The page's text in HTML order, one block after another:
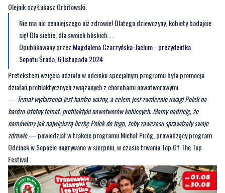
Olejnik czy Łukasz Orbitowski.
Nie ma nic cenniejszego niż zdrowie! Dlatego dziewczyny, kobiety badajcie
się! Dla siebie, dla swoich bliskich....
Opublikowany przez Magdalena Czarzyńska-Jachim - prezydentka
SopotuŚroda, 6 listopada 2024
Pretekstem wzięcia udziału w odcinku specjalnym programu była promocja
działań profilaktycznych związanych z chorobami nowotworowymi.
— Temat wydarzenia jest bardzo ważny, a celem jest zwrócenie uwagi Polek na
bardzo istotny temat: profilaktyki nowotworów kobiecych. Mamy nadzieję, że
namówimy jak największą liczbę Polek do tego, żeby zawczasu sprawdzały swoje
zdrowie— powiedział w trakcie programu Michał Piróg, prowadzący program
Odcinek w Sopocie nagrywano w sierpniu, w czasie trwania Top Of The Top
Festival.